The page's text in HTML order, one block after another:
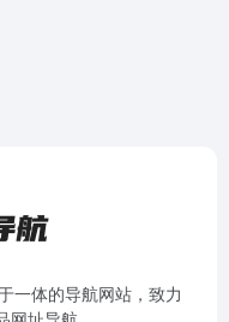
一体的导航网站，致力